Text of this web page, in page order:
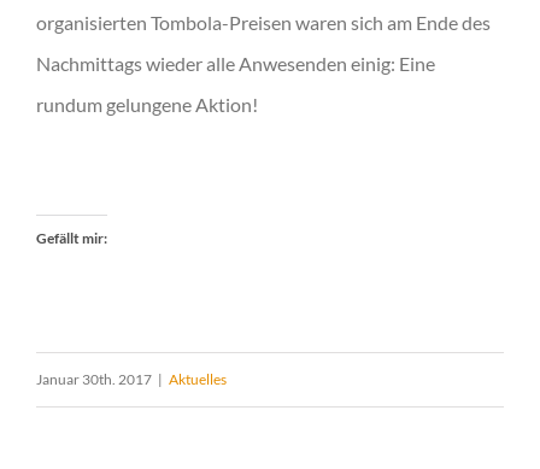
organisierten Tombola-Preisen waren sich am Ende des
Nachmittags wieder alle Anwesenden einig: Eine
rundum gelungene Aktion!
Gefällt mir:
Januar 30th. 2017 | Aktuelles